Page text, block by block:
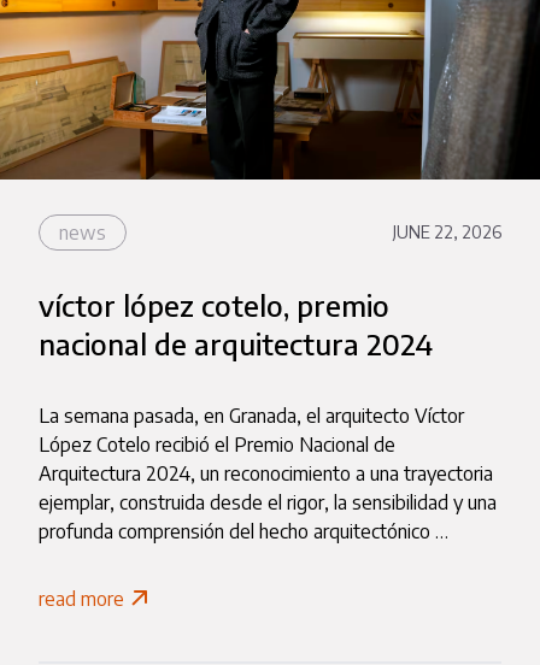
news JUNE 22, 2026
víctor lópez cotelo, premio
nacional de arquitectura 2024
La semana pasada, en Granada, el arquitecto Víctor
López Cotelo recibió el Premio Nacional de
Arquitectura 2024, un reconocimiento a una trayectoria
ejemplar, construida desde el rigor, la sensibilidad y una
profunda comprensión del hecho arquitectónico …
read more